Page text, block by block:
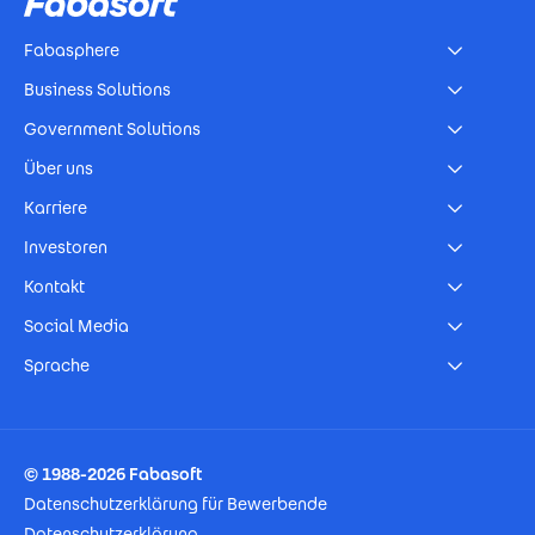
Fabasphere
Business Solutions
Government Solutions
Über uns
Karriere
Investoren
Kontakt
Social Media
Sprache
© 1988-2026 Fabasoft
Datenschutzerklärung für Bewerbende